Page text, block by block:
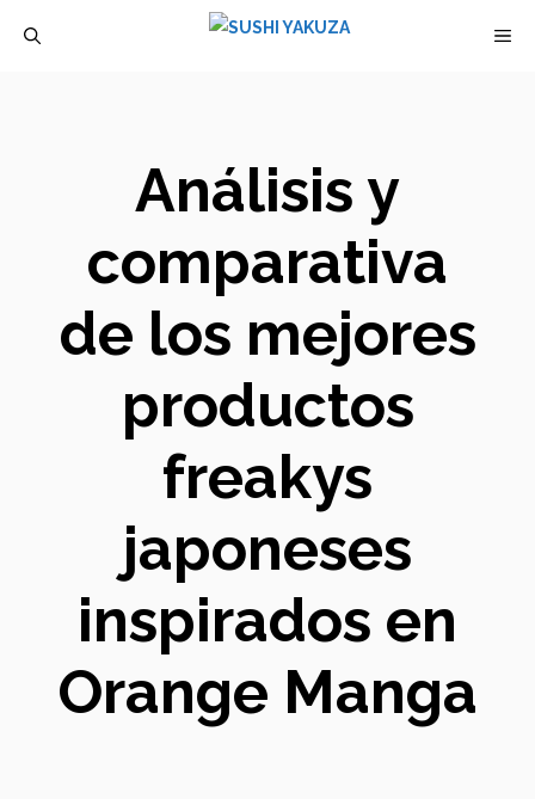
Análisis y
comparativa
de los mejores
productos
freakys
japoneses
inspirados en
Orange Manga